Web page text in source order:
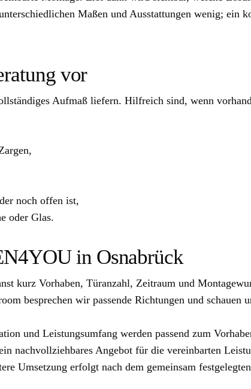
Maßen und Ausstattungen wenig; ein
vor
Aufmaß liefern. Hilfreich sind, wenn
noch offen ist,
oder Glas.
in Osnabrück
kurz Vorhaben, Türanzahl, Zeitraum und
besprechen wir passende Richtungen und schauen
und Leistungsumfang werden passend zum
nachvollziehbares Angebot für die vereinbarten
Umsetzung erfolgt nach dem gemeinsam